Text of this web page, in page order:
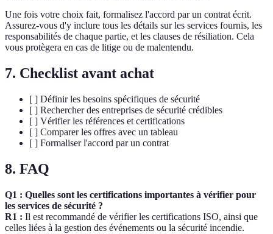
Une fois votre choix fait, formalisez l'accord par un contrat écrit.
Assurez-vous d'y inclure tous les détails sur les services fournis, les
responsabilités de chaque partie, et les clauses de résiliation. Cela
vous protègera en cas de litige ou de malentendu.
7. Checklist avant achat
[ ] Définir les besoins spécifiques de sécurité
[ ] Rechercher des entreprises de sécurité crédibles
[ ] Vérifier les références et certifications
[ ] Comparer les offres avec un tableau
[ ] Formaliser l'accord par un contrat
8. FAQ
Q1 : Quelles sont les certifications importantes à vérifier pour
les services de sécurité ?
R1 : Il est recommandé de vérifier les certifications ISO, ainsi que
celles liées à la gestion des événements ou la sécurité incendie.